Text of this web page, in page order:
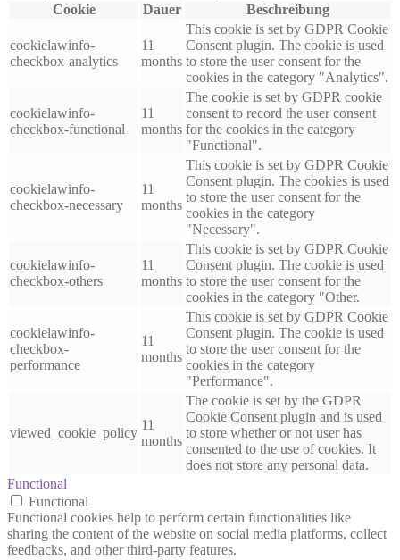
Cookie
Dauer Beschreibung
cookielawinfo-
checkbox-analytics
11
months
This cookie is set by GDPR Cookie
Consent plugin. The cookie is used
to store the user consent for the
cookies in the category "Analytics".
cookielawinfo-
checkbox-functional
11
months
The cookie is set by GDPR cookie
consent to record the user consent
for the cookies in the category
"Functional".
cookielawinfo-
checkbox-necessary
11
months
This cookie is set by GDPR Cookie
Consent plugin. The cookies is used
to store the user consent for the
cookies in the category
"Necessary".
cookielawinfo-
checkbox-others
11
months
This cookie is set by GDPR Cookie
Consent plugin. The cookie is used
to store the user consent for the
cookies in the category "Other.
cookielawinfo-
checkbox-
performance
11
months
This cookie is set by GDPR Cookie
Consent plugin. The cookie is used
to store the user consent for the
cookies in the category
"Performance".
viewed_cookie_policy
11
months
The cookie is set by the GDPR
Cookie Consent plugin and is used
to store whether or not user has
consented to the use of cookies. It
does not store any personal data.
Functional
Functional
Functional cookies help to perform certain functionalities like
sharing the content of the website on social media platforms, collect
feedbacks, and other third-party features.